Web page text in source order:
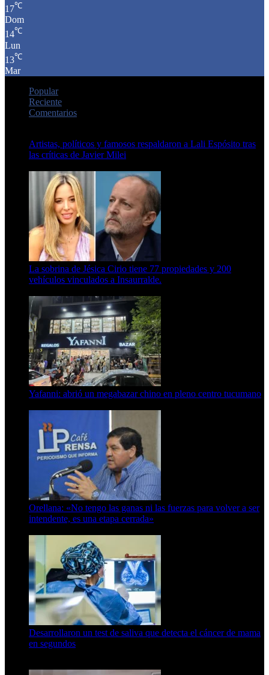
17℃
Dom
14℃
Lun
13℃
Mar
Popular
Reciente
Comentarios
Artistas, políticos y famosos respaldaron a Lali Espósito tras
las críticas de Javier Milei
La sobrina de Jésica Cirio tiene 77 propiedades y 200
vehículos vinculados a Insaurralde.
Yafanni: abrió un megabazar chino en pleno centro tucumano
Orellana: «No tengo las ganas ni las fuerzas para volver a ser
intendente, es una etapa cerrada»
Desarrollaron un test de saliva que detecta el cáncer de mama
en segundos